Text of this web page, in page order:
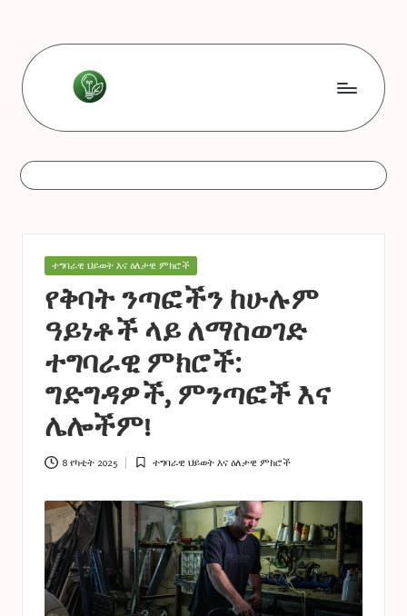
content
L
e
s
o
n
n
e
s
a
s
t
u
c
e
s
astuces
Posted
ተግባራዊ ህይወት እና ዕለታዊ ምክሮች
የቅባት ንጣፎችን ከሁሉም
ዓይነቶች ላይ ለማስወገድ
ተግባራዊ ምክሮች:
ግድግዳዎች, ምንጣፎች እና
ሌሎችም!
8 የካቲት 2025
Posted
ተግባራዊ ህይወት እና ዕለታዊ ምክሮች